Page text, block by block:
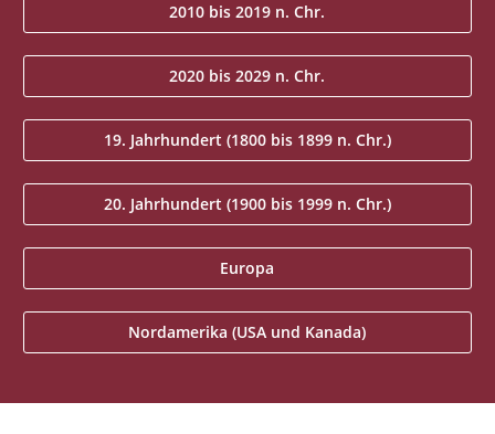
2010 bis 2019 n. Chr.
2020 bis 2029 n. Chr.
19. Jahrhundert (1800 bis 1899 n. Chr.)
20. Jahrhundert (1900 bis 1999 n. Chr.)
Europa
Nordamerika (USA und Kanada)